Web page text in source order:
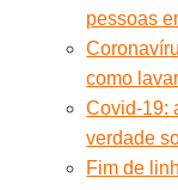
pessoas
como
Covid-19:
verdade
Fim de